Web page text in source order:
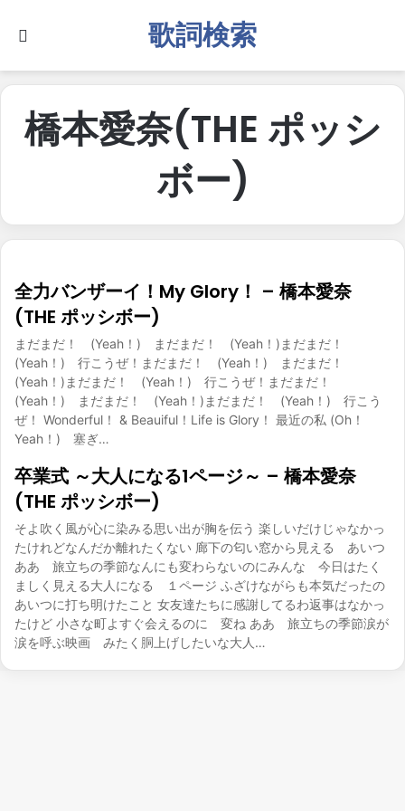
歌詞検索
橋本愛奈(THE ポッシ
ボー)
全力バンザーイ！My Glory！ – 橋本愛奈
(THE ポッシボー)
まだまだ！ (Yeah！) まだまだ！ (Yeah！)まだまだ！
(Yeah！) 行こうぜ！まだまだ！ (Yeah！) まだまだ！
(Yeah！)まだまだ！ (Yeah！) 行こうぜ！まだまだ！
(Yeah！) まだまだ！ (Yeah！)まだまだ！ (Yeah！) 行こう
ぜ！ Wonderful！ & Beauiful！Life is Glory！ 最近の私 (Oh！
Yeah！) 塞ぎ…
卒業式 ～大人になる1ページ～ – 橋本愛奈
(THE ポッシボー)
そよ吹く風が心に染みる思い出が胸を伝う 楽しいだけじゃなかっ
たけれどなんだか離れたくない 廊下の匂い窓から見える あいつ
ああ 旅立ちの季節なんにも変わらないのにみんな 今日はたく
ましく見える大人になる １ページ ふざけながらも本気だったの
あいつに打ち明けたこと 女友達たちに感謝してるわ返事はなかっ
たけど 小さな町よすぐ会えるのに 変ね ああ 旅立ちの季節涙が
涙を呼ぶ映画 みたく胴上げしたいな大人…